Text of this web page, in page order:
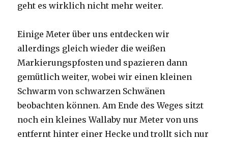
geht es wirklich nicht mehr weiter.
Einige Meter über uns entdecken wir
allerdings gleich wieder die weißen
Markierungspfosten und spazieren dann
gemütlich weiter, wobei wir einen kleinen
Schwarm von schwarzen Schwänen
beobachten können. Am Ende des Weges sitzt
noch ein kleines Wallaby nur Meter von uns
entfernt hinter einer Hecke und trollt sich nur